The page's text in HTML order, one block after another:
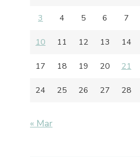
3 4 5 6 7
10 11 12 13 14
17 18 19 20 21
24 25 26 27 28
« Mar